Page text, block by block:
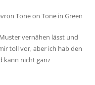
vernähen lässt und
toll vor, aber ich hab den
kann nicht ganz